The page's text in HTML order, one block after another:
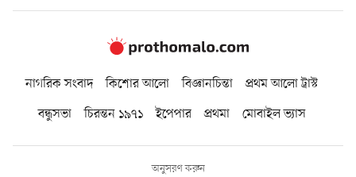
নাগরিক সংবাদ কিশোর আলো বিজ্ঞানচিন্তা
প্রথম আলো ট্রাস্ট
বন্ধুসভা
চিরন্তন ১৯৭১ ইপেপার প্রথমা মোবাইল ভ্যাস
অনুসরণ করুন